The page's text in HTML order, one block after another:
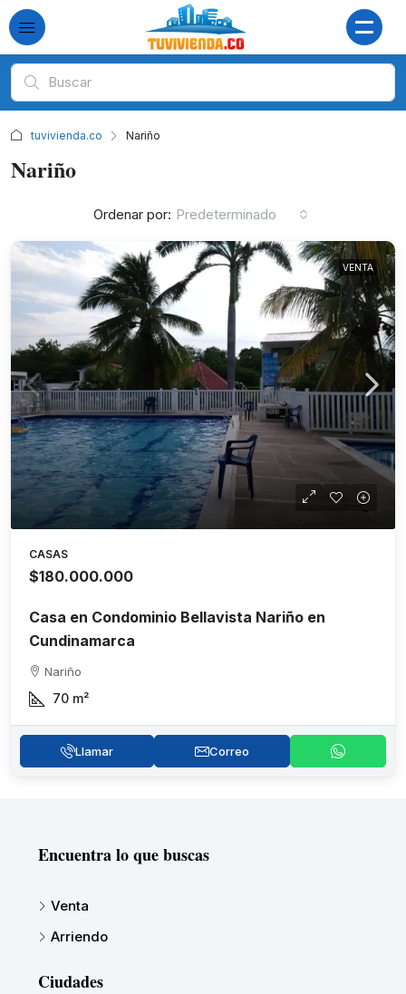
tuvivienda.co Nariño
Nariño
Ordenar por: Predeterminado
VENTA
CASAS
$180.000.000
Casa en Condominio Bellavista Nariño en
Cundinamarca
Nariño
70 m²
Llamar Correo
Encuentra lo que buscas
Venta
Arriendo
Ciudades